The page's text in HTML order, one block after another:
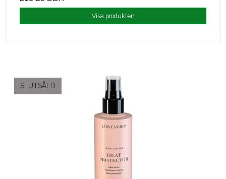
Visa produkten
SLUTSÅLD